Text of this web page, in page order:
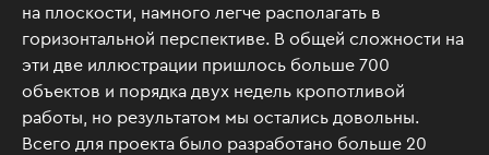
на плоскости, намного легче располагать в
горизонтальной перспективе. В общей сложности на
эти две иллюстрации пришлось больше 700
объектов и порядка двух недель кропотливой
работы, но результатом мы остались довольны.
Всего для проекта было разработано больше 20